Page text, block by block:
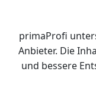
primaProfi
Anbieter. Die
und bessere